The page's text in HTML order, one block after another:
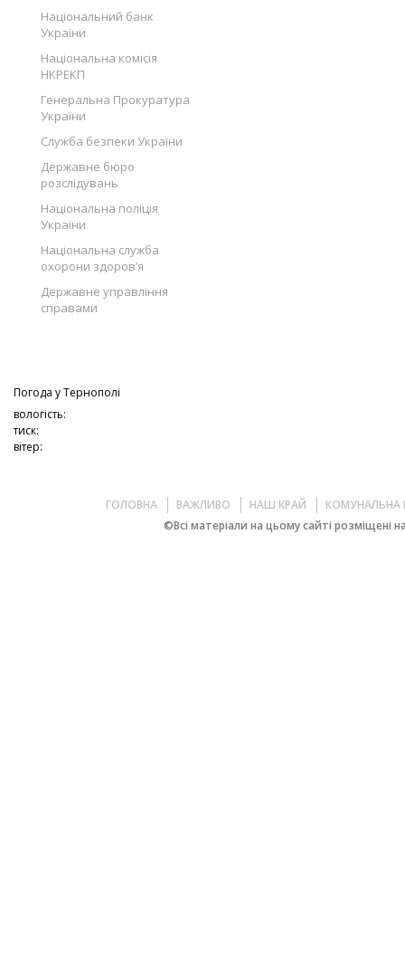
Національний банк
України
Національна комісія
НКРЕКП
Генеральна Прокуратура
України
Служба безпеки України
Державне бюро
розслідувань
Національна поліція
України
Національна служба
охорони здоров’я
Державне управління
справами
Погода уТернополі
вологість:
тиск:
вітер:
ГОЛОВНА ВАЖЛИВО НАШ КРАЙ
КОМУНАЛЬНА
©Всі матеріали на цьому сайті розміщені